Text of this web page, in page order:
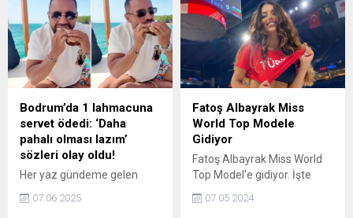
ettirdi. Ünlü ismin, babasının
hayali olan otomobilin
değerinin 10 milyon lira
olduğu öğrenildi.
Bodrum’da 1 lahmacuna
servet ödedi: ‘Daha
pahalı olması lazım’
sözleri olay oldu!
Her yaz gündeme gelen
gündemine oturdu.
07.06.2025
Fatoş Albayrak Miss
World Top Modele
Gidiyor
Fatoş Albayrak Miss World
Top Model’e gidiyor. İşte
07.05.2024